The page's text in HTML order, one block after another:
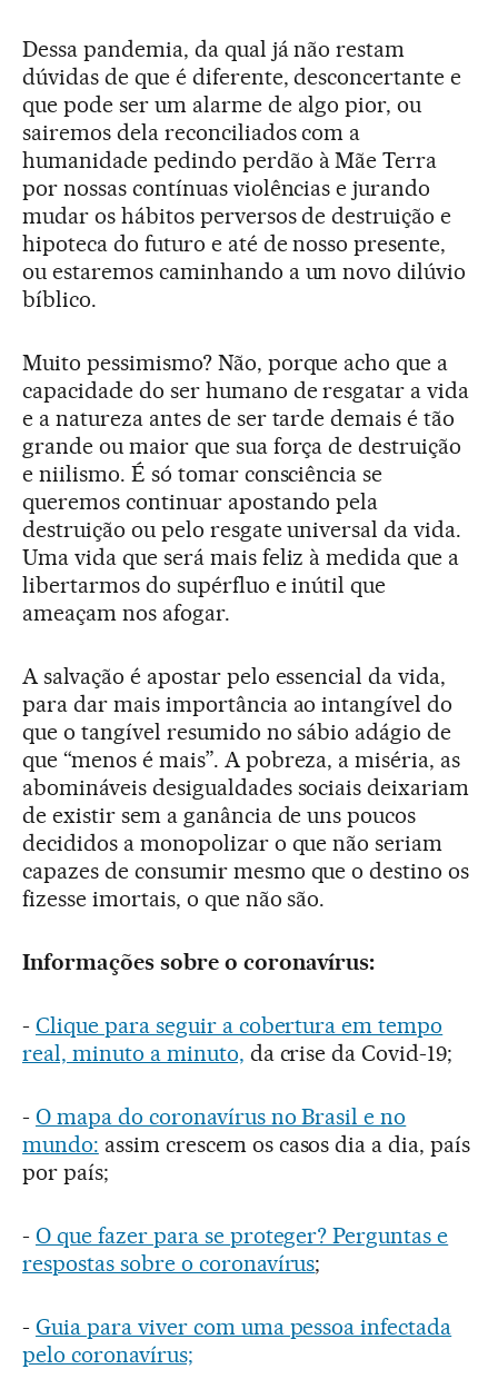
Dessa pandemia, da qual já não restam
dúvidas de que é diferente, desconcertante e
que pode ser um alarme de algo pior, ou
sairemos dela reconciliados com a
humanidade pedindo perdão à Mãe Terra
por nossas contínuas violências e jurando
mudar os hábitos perversos de destruição e
hipoteca do futuro e até de nosso presente,
ou estaremos caminhando a um novo dilúvio
bíblico.
Muito pessimismo? Não, porque acho que a
capacidade do ser humano de resgatar a vida
e a natureza antes de ser tarde demais é tão
grande ou maior que sua força de destruição
e niilismo. É só tomar consciência se
queremos continuar apostando pela
destruição ou pelo resgate universal da vida.
Uma vida que será mais feliz à medida que a
libertarmos do supérfluo e inútil que
ameaçam nos afogar.
A salvação é apostar pelo essencial da vida,
para dar mais importância ao intangível do
que o tangível resumido no sábio adágio de
que “menos é mais”. A pobreza, a miséria, as
abomináveis desigualdades sociais deixariam
de existir sem a ganância de uns poucos
decididos a monopolizar o que não seriam
capazes de consumir mesmo que o destino os
fizesse imortais, o que não são.
Informações sobre o coronavírus:
- Clique para seguir a cobertura em tempo
real, minuto a minuto, da crise da Covid-19;
- O mapa do coronavírus no Brasil e no
mundo: assim crescem os casos dia a dia, país
por país;
- O que fazer para se proteger? Perguntas e
respostas sobre o coronavírus;
- Guia para viver com uma pessoa infectada
pelo coronavírus;